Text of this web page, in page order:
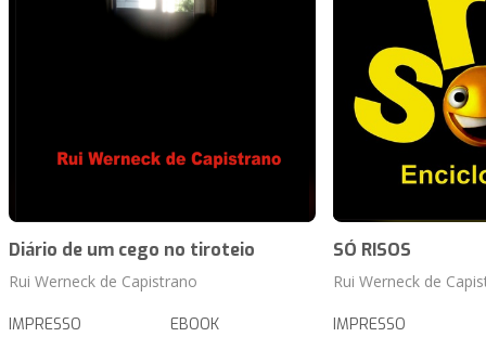
Diário de um cego no tiroteio
Rui Werneck de Capistrano
IMPRESSO EBOOK
SÓ RISOS
Rui Werneck de
IMPRESSO